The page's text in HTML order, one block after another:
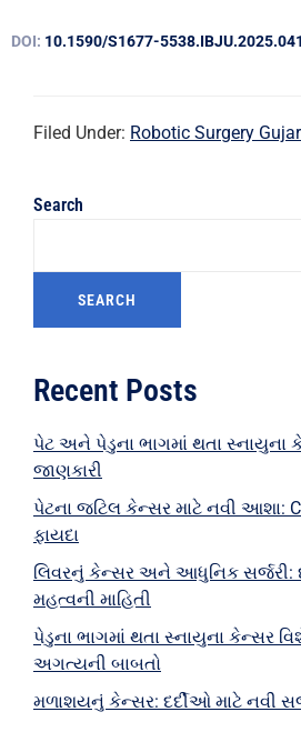
DOI: 10.1590/S1677-
Filed Under: Robotic Surgery
Search
SEARCH
Recent Posts
પેટ અને પેડુના ભાગમાં થતા સ્નાયુના
જાણકારી
પેટના જટિલ કેન્સર માટે નવી આશા:
ફાયદા
લિવરનું કેન્સર અને આધુનિક સર્જરી:
મહત્વની માહિતી
પેડુના ભાગમાં થતા સ્નાયુના કેન્સર
અગત્યની બાબતો
મળાશયનું કેન્સર: દર્દીઓ માટે નવી